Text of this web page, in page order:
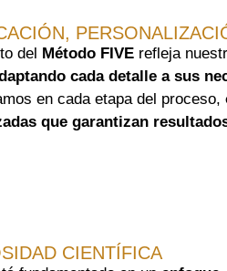
del Método FIVE refleja
cada detalle a sus
en cada etapa del proceso,
que garantizan
CIENTÍFICA